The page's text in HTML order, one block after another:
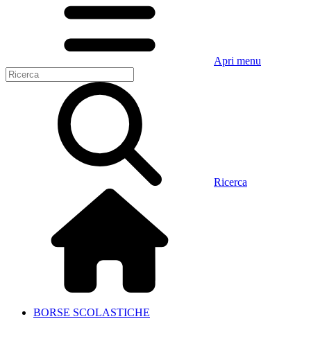
Apri menu
Ricerca
BORSE SCOLASTICHE